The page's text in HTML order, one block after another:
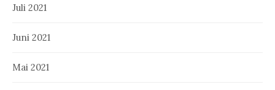
Juli 2021
Juni 2021
Mai 2021